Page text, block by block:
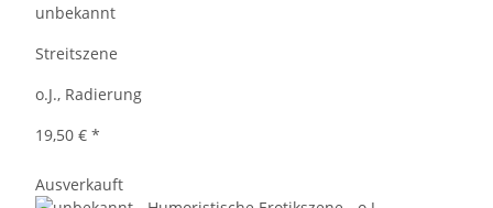
unbekannt
Streitszene
o.J., Radierung
19,50 € *
Ausverkauft